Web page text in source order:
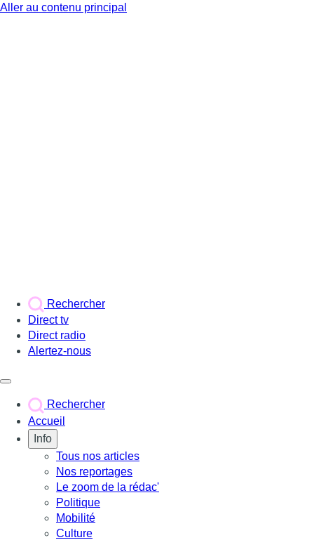
Aller au contenu principal
Rechercher
Direct tv
Direct radio
Alertez-nous
Rechercher
Accueil
Info
Tous nos articles
Nos reportages
Le zoom de la rédac'
Politique
Mobilité
Culture